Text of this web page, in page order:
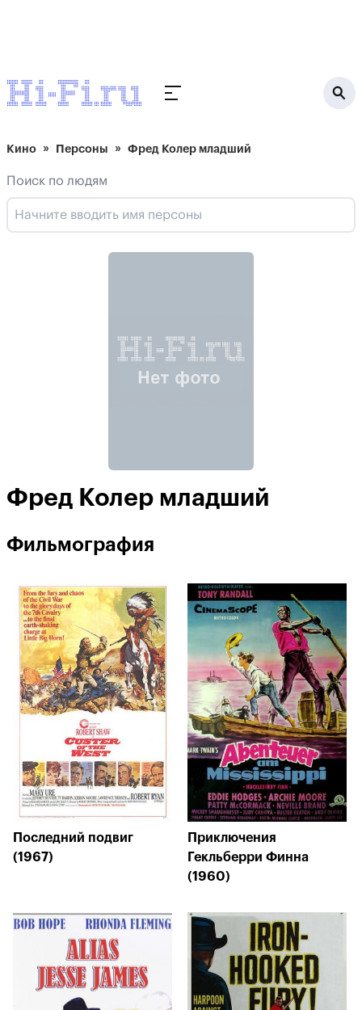
Кино Персоны Фред Колер младший
Поиск по людям
Фред Колер младший
Фильмография
Последний подвиг
(1967)
Приключения
Гекльберри Финна
(1960)